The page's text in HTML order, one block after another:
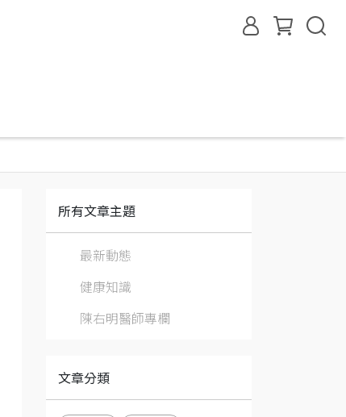
所有文章主題
最新動態
健康知識
陳右明醫師專欄
文章分類